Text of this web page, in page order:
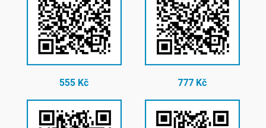
555 Kč 777 Kč